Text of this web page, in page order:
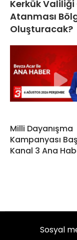
Kerkük
Atanması
Oluşturacak?
Milli Dayanışma
Kampanyası
Kanal 3 Ana
Sosyal